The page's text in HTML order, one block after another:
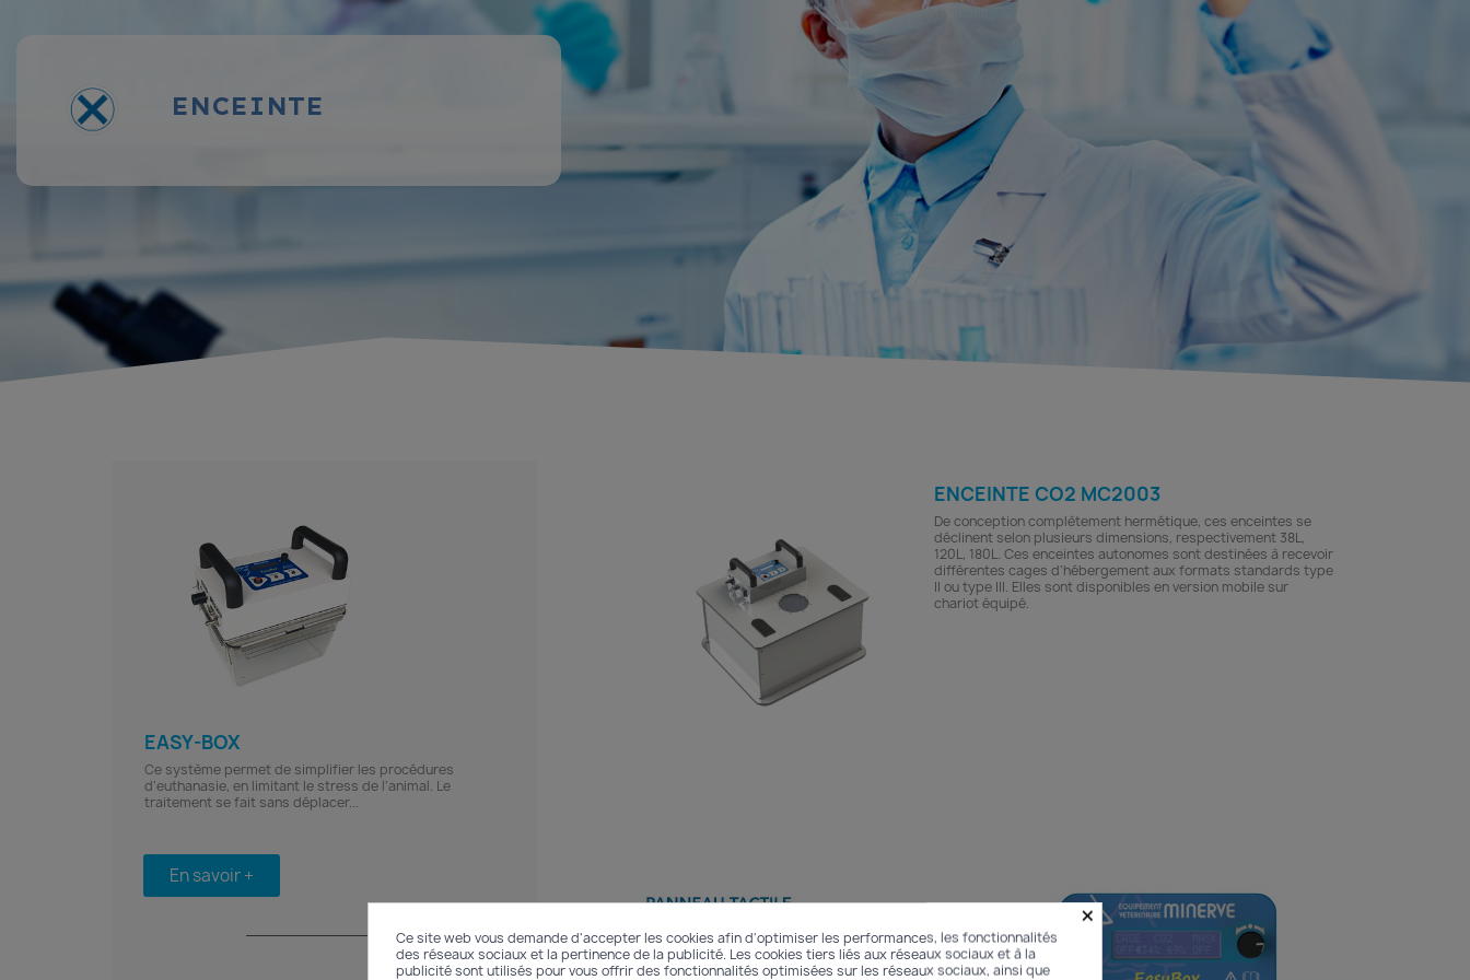
ENCEINTE
EASY-BOX
Ce système permet de simplifier les procédures
d’euthanasie, en limitant le stress de l’animal. Le
traitement se fait sans déplacer...
En savoir +
ENCEINTE CO2 MC2003
De conception complètement hermétique, ces enceintes se
déclinent selon plusieurs dimensions, respectivement 38L,
120L, 180L. Ces enceintes autonomes sont destinées à recevoir
différentes cages d’hébergement aux formats standards type
II ou type III. Elles sont disponibles en version mobile sur
chariot équipé.
×
Ce site web vous demande d'accepter les cookies afin d'optimiser les performances, les fonctionnalités
des réseaux sociaux et la pertinence de la publicité. Les cookies tiers liés aux réseaux sociaux et à la
publicité sont utilisés pour vous offrir des fonctionnalités optimisées sur les réseaux sociaux, ainsi que